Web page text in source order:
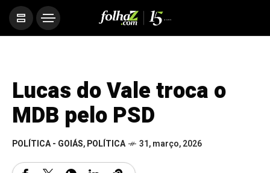
Lucas do Vale troca o
MDB pelo PSD
POLÍTICA - GOIÁS,POLÍTICA 31, março, 2026